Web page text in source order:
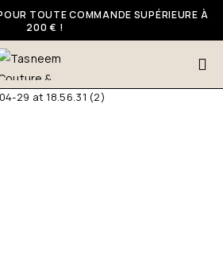
TOUTE COMMANDE SUPÉRIEURE À
200 € !